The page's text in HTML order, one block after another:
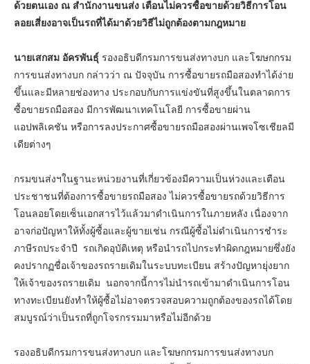
ด้วยตนเอง ณ สำนักงานขนส่ง เตือนไม่ควรซื้อขายด้วยวิธีการโอน
ลอยเสี่ยงอาจเป็นรถที่ได้มาด้วยวิธีไม่ถูกต้องตามกฎหมาย
นายเสกสม อัครพันธุ์ รองอธิบดีกรมการขนส่งทางบก และโฆษกกรม
การขนส่งทางบก กล่าวว่า ณ ปัจจุบัน การซื้อขายรถมือสองทำได้ง่าย
ขึ้นและมีหลายช่องทาง ประกอบกับการแข่งขันที่สูงขึ้นในตลาดการ
ซื้อขายรถมือสอง มีการพัฒนาเทคโนโลยี การซื้อขายผ่าน
แอปพลิเคชัน หรือการลงประกาศซื้อขายรถมือสองผ่านเพจโซเชียลมี
เดียต่างๆ
กรมขนส่งฯในฐานะหน่วยงานที่เกี่ยวข้องมีความเป็นห่วงและเตือน
ประชาชนที่ต้องการซื้อขายรถมือสอง ไม่ควรซื้อขายรถด้วยวิธีการ
โอนลอยโดยเซ็นเอกสารไว้แล้วมาดำเนินการในภายหลัง เนื่องจาก
อาจก่อปัญหาให้ทั้งผู้ซื้อและผู้ขายเช่น กรณีผู้ซื้อไม่ดำเนินการชำระ
ภาษีรถประจำปี รถเกิดอุบัติเหตุ หรือนำรถไปกระทำผิดกฎหมายซึ่งยัง
คงปรากฏชื่อเจ้าของรถรายเดิมในระบบทะเบียน สร้างปัญหายุ่งยาก
ให้เจ้าของรถรายเดิม นอกจากนี้การไม่นำรถเข้ามาดำเนินการโอน
ทางทะเบียนยังทำให้ผู้ซื้อไม่อาจตรวจสอบความถูกต้องของรถได้โดย
สมบูรณ์ว่าเป็นรถที่ถูกโจรกรรมมาหรือไม่อีกด้วย
รองอธิบดีกรมการขนส่งทางบก และโฆษกกรมการขนส่งทางบก